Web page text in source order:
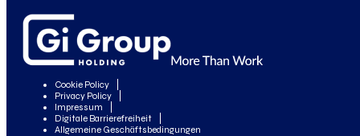
Cookie Policy
Privacy Policy
Impressum
Digitale Barrierefreiheit
Allgemeine Geschäftsbedingungen